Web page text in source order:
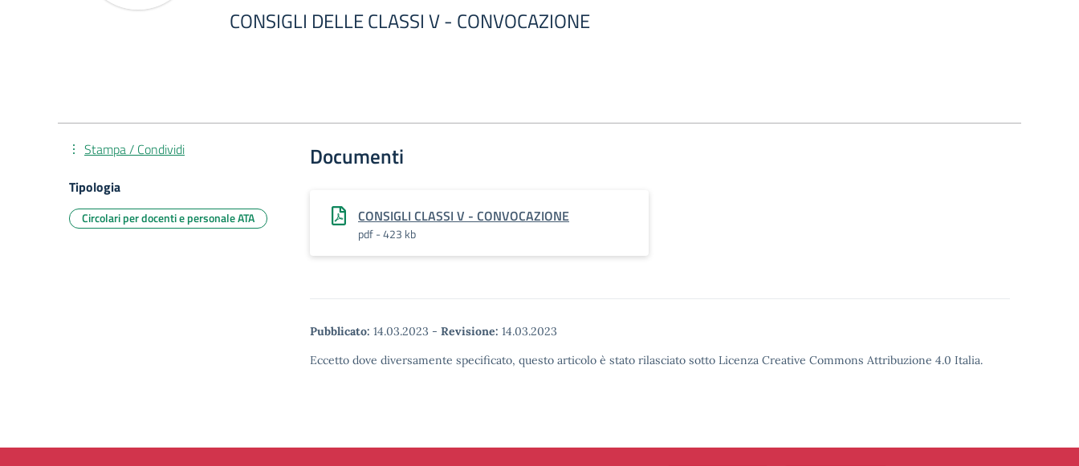
CONSIGLI DELLE CLASSI V - CONVOCAZIONE
Documenti
CONSIGLI CLASSI V - CONVOCAZIONE
pdf - 423 kb
Pubblicato: 14.03.2023 - Revisione: 14.03.2023
Eccetto dove diversamente specificato, questo articolo è stato rilasciato sotto Licenza Creative Commons Attribuzione 4.0 Italia.
Stampa / Condividi
Tipologia
Circolari per docenti e personale ATA